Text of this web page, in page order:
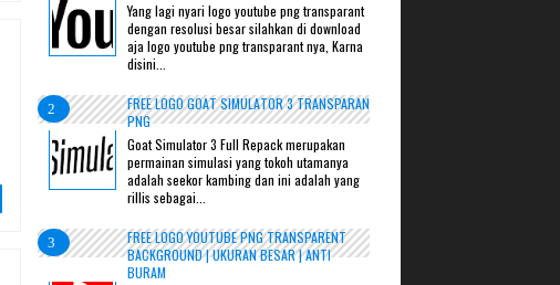
Yang lagi nyari logo youtube png transparant
dengan resolusi besar silahkan di download
aja logo youtube png transparant nya, Karna
disini...
FREE LOGO GOAT SIMULATOR 3 TRANSPARAN
PNG
Goat Simulator 3 Full Repack merupakan
permainan simulasi yang tokoh utamanya
adalah seekor kambing dan ini adalah yang
rillis sebagai...
FREE LOGO YOUTUBE PNG TRANSPARENT
BACKGROUND | UKURAN BESAR | ANTI
BURAM